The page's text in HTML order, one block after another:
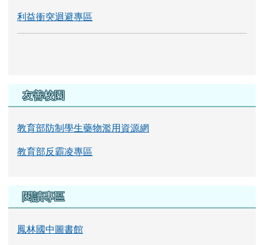
利益衝突迴避專區
友善校園
教育部防制學生藥物濫用資源網
教育部反霸凌專區
閱讀專區
鳳林國中圖書館